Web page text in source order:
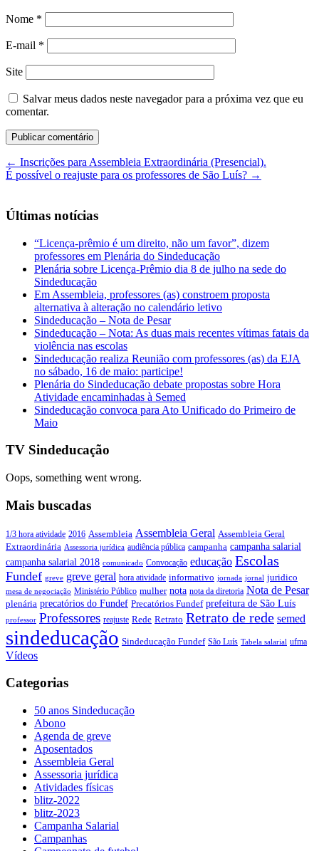
Nome *
E-mail *
Site
Salvar meus dados neste navegador para a próxima vez que eu
comentar.
← Inscrições para Assembleia Extraordinária (Presencial).
É possível o reajuste para os professores de São Luís? →
Últimas notícias
“Licença-prêmio é um direito, não um favor”, dizem
professores em Plenária do Sindeducação
Plenária sobre Licença-Prêmio dia 8 de julho na sede do
Sindeducação
Em Assembleia, professores (as) constroem proposta
alternativa à alteração no calendário letivo
Sindeducação – Nota de Pesar
Sindeducação – Nota: As duas mais recentes vítimas fatais da
violência nas escolas
Sindeducação realiza Reunião com professores (as) da EJA
no sábado, 16 de maio: participe!
Plenária do Sindeducação debate propostas sobre Hora
Atividade encaminhadas à Semed
Sindeducação convoca para Ato Unificado do Primeiro de
Maio
TV Sindeducação
Oops, something went wrong.
Mais buscadas
1/3 hora atividade 2016 Assembleia Assembleia Geral Assembleia Geral
Extraordinária Assessoria jurídica audiência pública campanha campanha salarial
campanha salarial 2018 comunicado Convocação educação Escolas
Fundef greve greve geral hora atividade informativo jornada jornal juridico
mesa de negociação Ministério Público mulher nota nota da diretoria Nota de Pesar
plenária precatórios do Fundef Precatórios Fundef prefeitura de São Luís
professor Professores reajuste Rede Retrato Retrato de rede semed
sindeducação Sindeducação Fundef São Luís Tabela salarial ufma
Vídeos
Categorias
50 anos Sindeducação
Abono
Agenda de greve
Aposentados
Assembleia Geral
Assessoria jurídica
Atividades físicas
blitz-2022
blitz-2023
Campanha Salarial
Campanhas